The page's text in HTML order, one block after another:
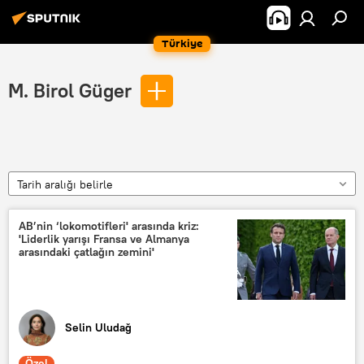
Türkiye
M. Birol Güger
Tarih aralığı belirle
AB’nin ‘lokomotifleri' arasında kriz:
'Liderlik yarışı Fransa ve Almanya
arasındaki çatlağın zemini'
Selin Uludağ